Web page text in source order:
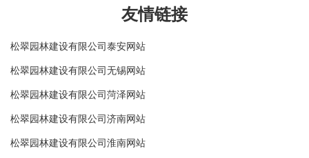
友情链接
松翠园林建设有限公司泰安网站
松翠园林建设有限公司无锡网站
松翠园林建设有限公司菏泽网站
松翠园林建设有限公司济南网站
松翠园林建设有限公司淮南网站